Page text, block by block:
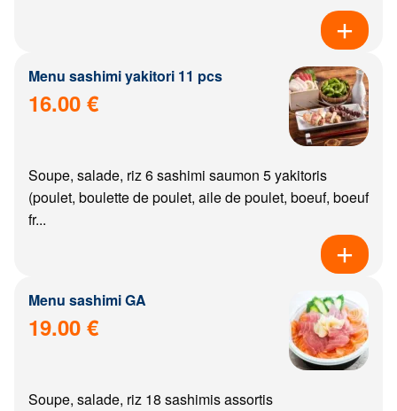
Menu sashimi yakitori 11 pcs
16.00 €
Soupe, salade, riz 6 sashimi saumon 5 yakitoris
(poulet, boulette de poulet, aile de poulet, boeuf, boeuf
fr...
Menu sashimi GA
19.00 €
Soupe, salade, riz 18 sashimis assortis